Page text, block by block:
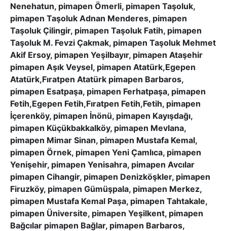
Nenehatun, pimapen Ömerli, pimapen Taşoluk,
pimapen Taşoluk Adnan Menderes, pimapen
Taşoluk Çilingir, pimapen Taşoluk Fatih, pimapen
Taşoluk M. Fevzi Çakmak, pimapen Taşoluk Mehmet
Akif Ersoy, pimapen Yeşilbayır, pimapen Ataşehir
pimapen Aşık Veysel, pimapen Atatürk,Egepen
Atatürk,Fıratpen Atatürk pimapen Barbaros,
pimapen Esatpaşa, pimapen Ferhatpaşa, pimapen
Fetih,Egepen Fetih,Fıratpen Fetih,Fetih, pimapen
İçerenköy, pimapen İnönü, pimapen Kayışdağı,
pimapen Küçükbakkalköy, pimapen Mevlana,
pimapen Mimar Sinan, pimapen Mustafa Kemal,
pimapen Örnek, pimapen Yeni Çamlıca, pimapen
Yenişehir, pimapen Yenisahra, pimapen Avcılar
pimapen Cihangir, pimapen Denizköşkler, pimapen
Firuzköy, pimapen Gümüşpala, pimapen Merkez,
pimapen Mustafa Kemal Paşa, pimapen Tahtakale,
pimapen Üniversite, pimapen Yeşilkent, pimapen
Bağcılar pimapen Bağlar, pimapen Barbaros,